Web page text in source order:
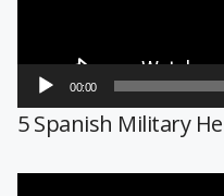
00:00
5 Spanish Military